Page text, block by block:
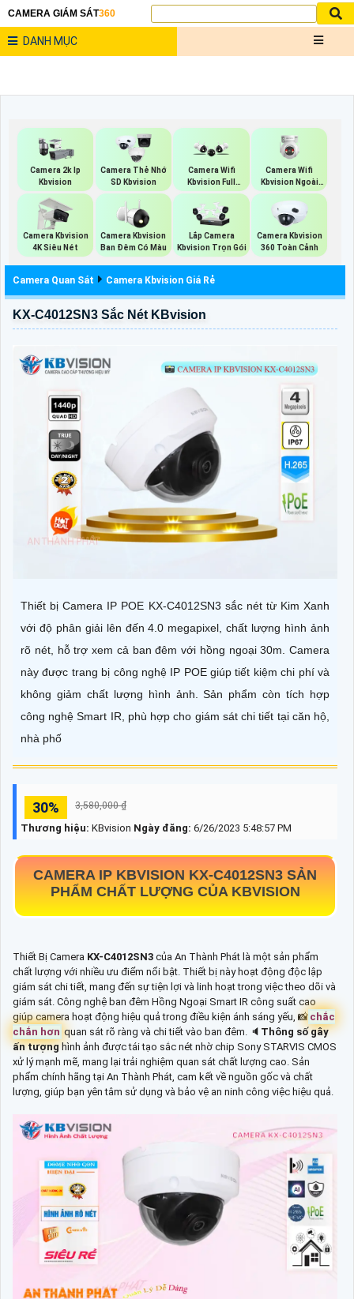
CAMERA GIÁM SÁT360
DANH MỤC
Camera 2k Ip
Kbvision
Camera Thẻ Nhớ
SD Kbvision
Camera Wifi
Kbvision Full
Color
Camera Wifi
Kbvision Ngoài
Trời 360
Camera Kbvision
4K Siêu Nét
Camera Kbvision
Ban Đêm Có Màu
Lắp Camera
Kbvision Trọn Gói
Camera Kbvision
360 Toàn Cảnh
Camera Quan Sát Camera Kbvision Giá Rẻ
KX-C4012SN3 Sắc Nét KBvision
Thiết bị Camera IP POE KX-C4012SN3 sắc nét từ Kim Xanh
với độ phân giải lên đến 4.0 megapixel, chất lượng hình ảnh
rõ nét, hỗ trợ xem cả ban đêm với hồng ngoại 30m. Camera
này được trang bị công nghệ IP POE giúp tiết kiệm chi phí và
không giảm chất lượng hình ảnh. Sản phẩm còn tích hợp
công nghệ Smart IR, phù hợp cho giám sát chi tiết tại căn hộ,
nhà phố
30% 3,580,000 ₫
Thương hiệu: KBvision Ngày đăng: 6/26/2023 5:48:57 PM
CAMERA IP KBVISION KX-C4012SN3 SẢN
PHẨM CHẤT LƯỢNG CỦA KBVISION
Thiết Bị Camera KX-C4012SN3 của An Thành Phát là một sản phẩm
chất lượng với nhiều ưu điểm nổi bật. Thiết bị này hoạt động độc lập
giám sát chi tiết, mang đến sự tiện lợi và linh hoạt trong việc theo dõi và
giám sát. Công nghệ ban đêm Hồng Ngoại Smart IR công suất cao
giúp camera hoạt động hiệu quả trong điều kiện ánh sáng yếu, 📸 chắc
chắn hơn quan sát rõ ràng và chi tiết vào ban đêm. 🔈 Thông số gây
ấn tượnghình ảnh được tái tạo sắc nét nhờ chip Sony STARVIS CMOS
xử lý mạnh mẽ, mang lại trải nghiệm quan sát chất lượng cao. Sản
phẩm chính hãng tại An Thành Phát, cam kết về nguồn gốc và chất
lượng, giúp bạn yên tâm sử dụng và bảo vệ an ninh công việc hiệu quả.